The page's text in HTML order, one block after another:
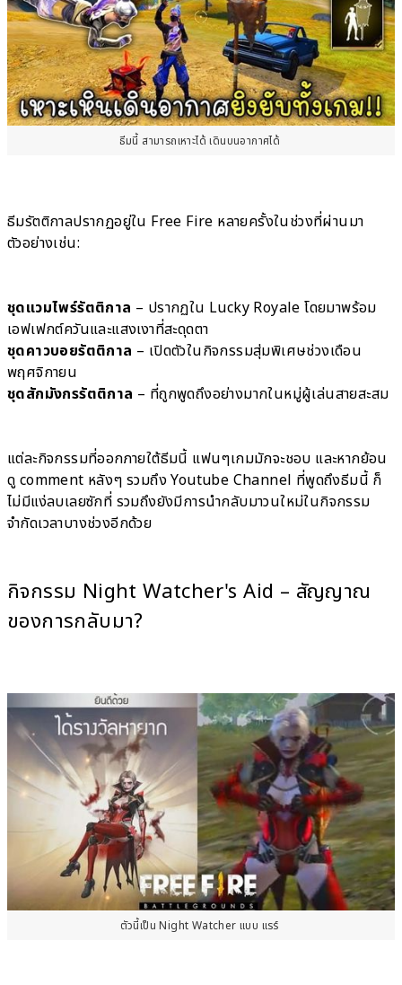
ธีมนี้ สามารถเหาะได้ เดินบนอากาศได้
ธีมรัตติกาลปรากฏอยู่ใน Free Fire หลายครั้งในช่วงที่ผ่านมา
ตัวอย่างเช่น:
ชุดแวมไพร์รัตติกาล – ปรากฏใน Lucky Royale โดยมาพร้อม
เอฟเฟกต์ควันและแสงเงาที่สะดุดตา
ชุดคาวบอยรัตติกาล – เปิดตัวในกิจกรรมสุ่มพิเศษช่วงเดือน
พฤศจิกายน
ชุดสักมังกรรัตติกาล – ที่ถูกพูดถึงอย่างมากในหมู่ผู้เล่นสายสะสม
แต่ละกิจกรรมที่ออกภายใต้ธีมนี้ แฟนๆเกมมักจะชอบ และหากย้อน
ดู comment หลังๆ รวมถึง Youtube Channel ที่พูดถึงธีมนี้ ก็
ไม่มีแง่ลบเลยซักที่ รวมถึงยังมีการนำกลับมาวนใหม่ในกิจกรรม
จำกัดเวลาบางช่วงอีกด้วย
กิจกรรม Night Watcher's Aid – สัญญาณ
ของการกลับมา?
ตัวนี้เป็น Night Watcher แบบ แรร์